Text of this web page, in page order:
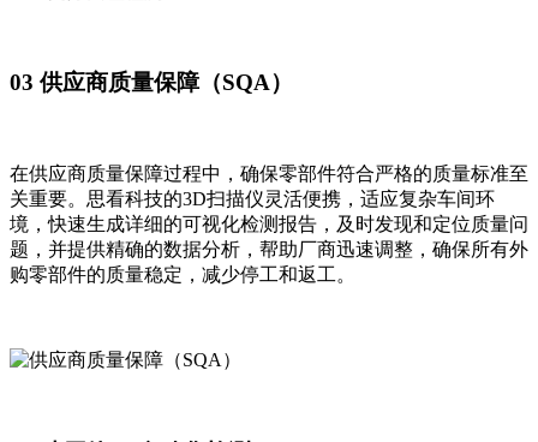
03 供应商质量保障（SQA）
在供应商质量保障过程中，确保零部件符合严格的质量标准至
关重要。思看科技的3D扫描仪灵活便携，适应复杂车间环
境，快速生成详细的可视化检测报告，及时发现和定位质量问
题，并提供精确的数据分析，帮助厂商迅速调整，确保所有外
购零部件的质量稳定，减少停工和返工。